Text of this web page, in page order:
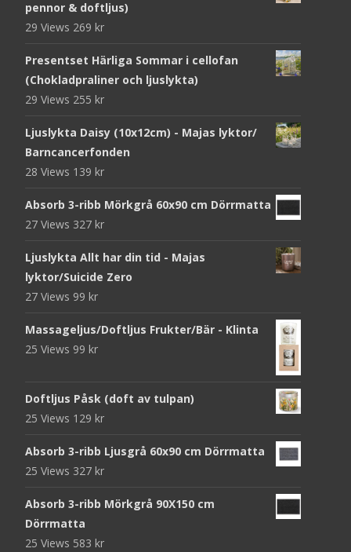
pennor & doftljus)
29 Views 269 kr
Presentset Härliga Sommar i cellofan
(Chokladpraliner och ljuslykta)
29 Views 255 kr
Ljuslykta Daisy (10x12cm) - Majas lyktor/
Barncancerfonden
28 Views 139 kr
Absorb 3-ribb Mörkgrå 60x90 cm Dörrmatta
27 Views 327 kr
Ljuslykta Allt har din tid - Majas
lyktor/Suicide Zero
27 Views 99 kr
Massageljus/Doftljus Frukter/Bär - Klinta
25 Views 99 kr
Doftljus Påsk (doft av tulpan)
25 Views 129 kr
Absorb 3-ribb Ljusgrå 60x90 cm Dörrmatta
25 Views 327 kr
Absorb 3-ribb Mörkgrå 90X150 cm
Dörrmatta
25 Views 583 kr